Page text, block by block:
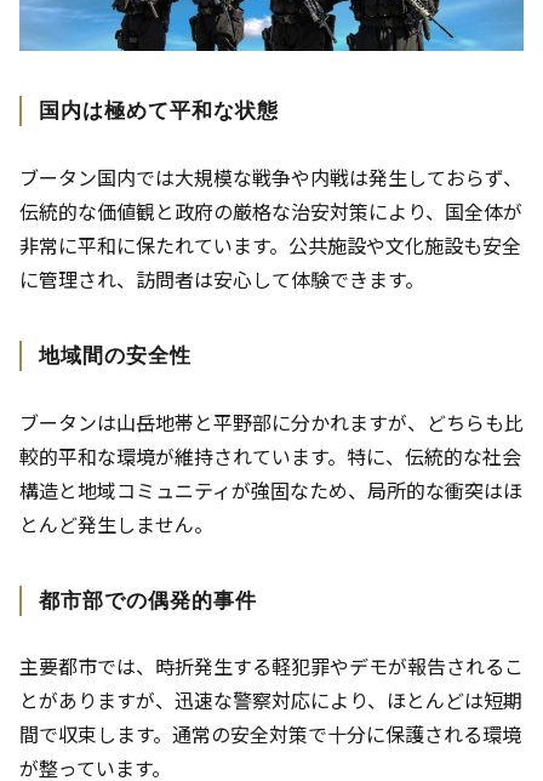
国内は極めて平和な状態
ブータン国内では大規模な戦争や内戦は発生しておらず、
伝統的な価値観と政府の厳格な治安対策により、国全体が
非常に平和に保たれています。公共施設や文化施設も安全
に管理され、訪問者は安心して体験できます。
地域間の安全性
ブータンは山岳地帯と平野部に分かれますが、どちらも比
較的平和な環境が維持されています。特に、伝統的な社会
構造と地域コミュニティが強固なため、局所的な衝突はほ
とんど発生しません。
都市部での偶発的事件
主要都市では、時折発生する軽犯罪やデモが報告されるこ
とがありますが、迅速な警察対応により、ほとんどは短期
間で収束します。通常の安全対策で十分に保護される環境
が整っています。